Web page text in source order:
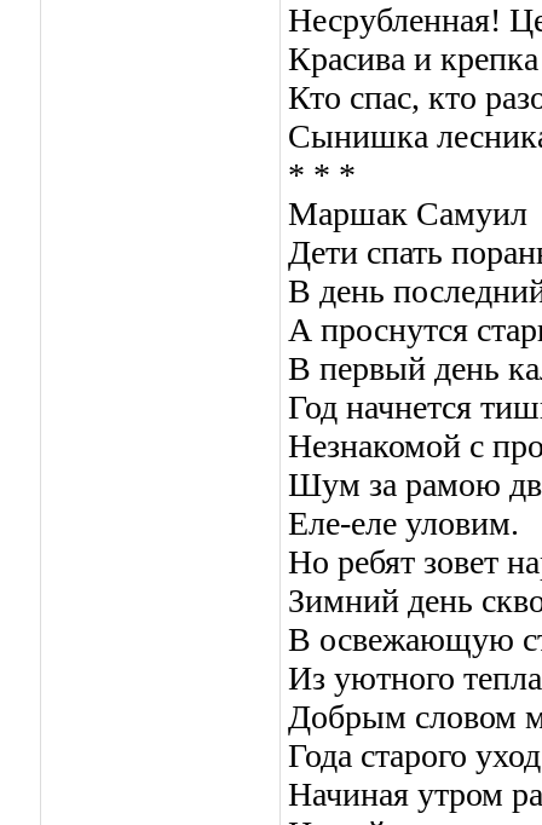
Несрубленная!
Красива и
Кто спас, кто
Сынишка
* * *
Маршак Самуил
Дети спать
В день
А проснутся
В первый день
Год начнется
Незнакомой с
Шум за рамою
Еле-еле уловим.
Но ребят зовет
Зимний день
В освежающую
Из уютного
Добрым словом
Года старого
Начиная утром